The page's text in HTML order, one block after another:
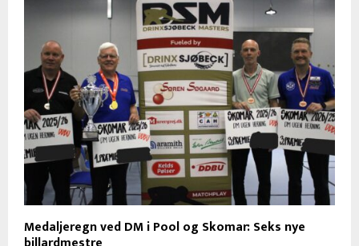
Medaljeregn ved DM i Pool og Skomar: Seks nye